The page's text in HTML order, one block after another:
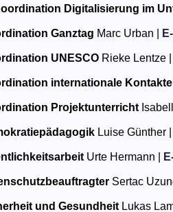
Digitalisierung im
Ganztag Marc Urban |
UNESCO Rieke Lentze |
internationale Kontakte
Projektunterricht
Luise Günther |
Urte Hermann |
Sertac
und Gesundheit Lukas